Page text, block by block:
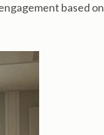
based on